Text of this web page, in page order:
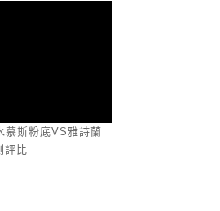
斯粉底VS雅詩蘭
評比